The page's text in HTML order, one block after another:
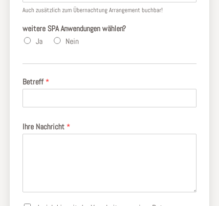
Auch zusätzlich zum Übernachtung Arrangement buchbar!
weitere SPA Anwendungen wählen?
Ja
Nein
Betreff*
Ihre Nachricht *